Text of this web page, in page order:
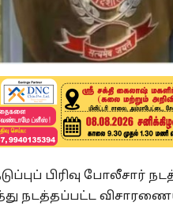
பிரிவு போலீசார்
நடத்தப்பட்ட